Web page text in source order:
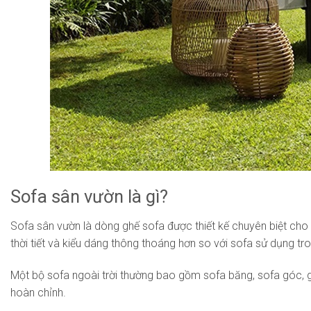
Sofa sân vườn là gì?
Sofa sân vườn là dòng ghế sofa được thiết kế chuyên biệt
thời tiết và kiểu dáng thông thoáng hơn so với sofa sử dụng
Một bộ sofa ngoài trời thường bao gồm sofa băng, sofa góc,
hoàn chỉnh.